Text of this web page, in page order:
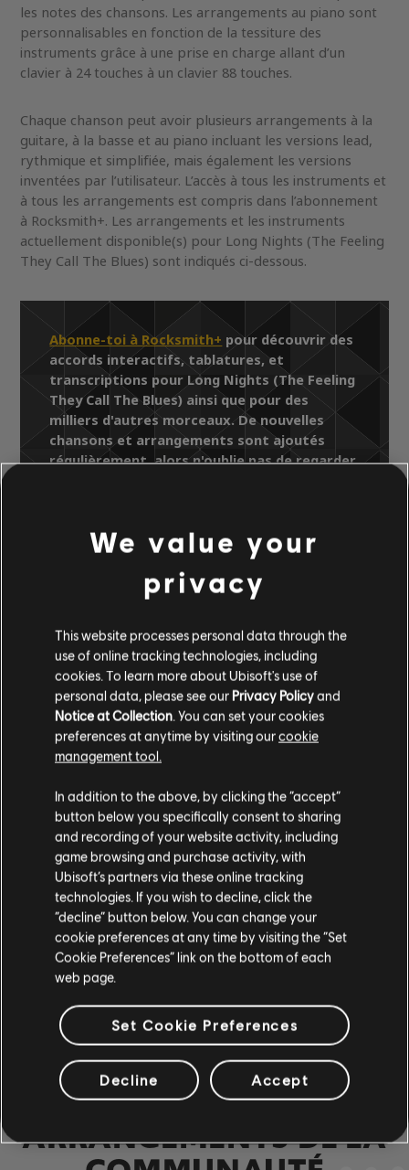
les notes des chansons. Les arrangements au piano sont
personnalisables en fonction de la tessiture des
instruments grâce à une prise en charge allant d’un
clavier à 24 touches à un clavier 88 touches.
Chaque chanson peut avoir plusieurs arrangements à la
guitare, à la basse et au piano incluant les versions lead,
rythmique et simplifiée, mais également les versions
inventées par l’utilisateur. L’accès à tous les instruments et
à tous les arrangements est compris dans l’abonnement
à Rocksmith+. Les arrangements et les instruments
actuellement disponible(s) pour Long Nights (The Feeling
They Call The Blues) sont indiqués ci-dessous.
Abonne-toi à Rocksmith+ pour découvrir des
accords interactifs, tablatures, et
transcriptions pour Long Nights (The Feeling
They Call The Blues) ainsi que pour des
milliers d'autres morceaux. De nouvelles
chansons et arrangements sont ajoutés
régulièrement, alors n'oublie pas de regarder
Bibliothèque de chansons
B.B. King & Friends
Long Nights (The Feeling They Call The
Blues)
ARRANGEMENTS
VÉRIFIÉS
Instrument / Type d'arr. Vérifié
Arrangement accords
& ARCHI
Accords basse ARCHI
ARRANGEMENTS DE LA
We value your
privacy
This website processes personal data through the
use of online tracking technologies, including
cookies. To learn more about Ubisoft's use of
personal data, please see our Privacy Policyand
Notice at Collection . You can set your cookies
preferences at anytime by visiting ourcookie
management tool.
In addition to the above, by clicking the “accept”
button below you specifically consent to sharing
and recording of your website activity, including
game browsing and purchase activity, with
Ubisoft’s partners via these online tracking
technologies. If you wish to decline, click the
“decline” button below. You can change your
cookie preferences at any time by visiting the “Set
Cookie Preferences” link on the bottom of each
web page.
Set Cookie Preferences
Decline Accept